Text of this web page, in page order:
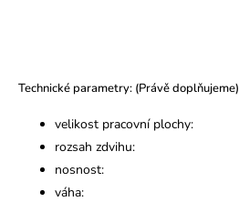
Technické parametry: (Právě doplňujeme)
velikost pracovní plochy:
rozsah zdvihu:
nosnost:
váha: